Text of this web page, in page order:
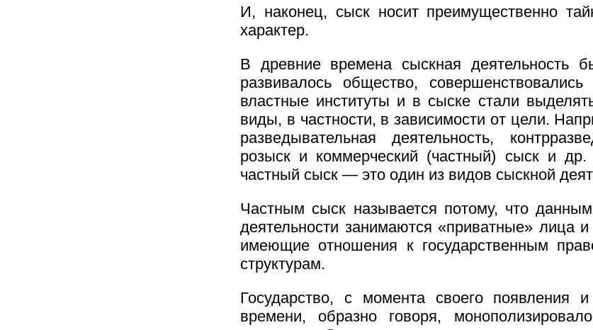
И, наконец, сыск носит преимущественно
характер.
В древние времена сыскная деятельность
развивалось общество, совершенствовались
властные институты и в сыске стали
виды, в частности, в зависимости от цели.
разведывательная деятельность,
розыск и коммерческий (частный) сыск и
частный сыск — это один из видов сыскной
Частным сыск называется потому, что
деятельности занимаются «приватные» лица и
имеющие отношения к государственным
структурам.
Государство, с момента своего появления
времени, образно говоря,